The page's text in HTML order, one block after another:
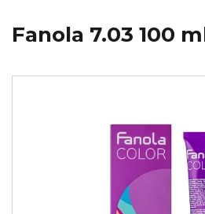
Fanola 7.03 100